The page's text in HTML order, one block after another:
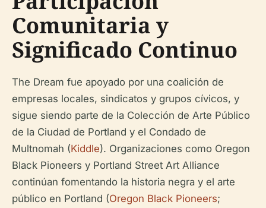
Comunitaria y
Significado Continuo
The Dream fue apoyado por una coalición de
empresas locales, sindicatos y grupos cívicos, y
sigue siendo parte de la Colección de Arte Público
de la Ciudad de Portland y el Condado de
Multnomah (Kiddle). Organizaciones como Oregon
Black Pioneers y Portland Street Art Alliance
continúan fomentando la historia negra y el arte
público en Portland (Oregon Black Pioneers;